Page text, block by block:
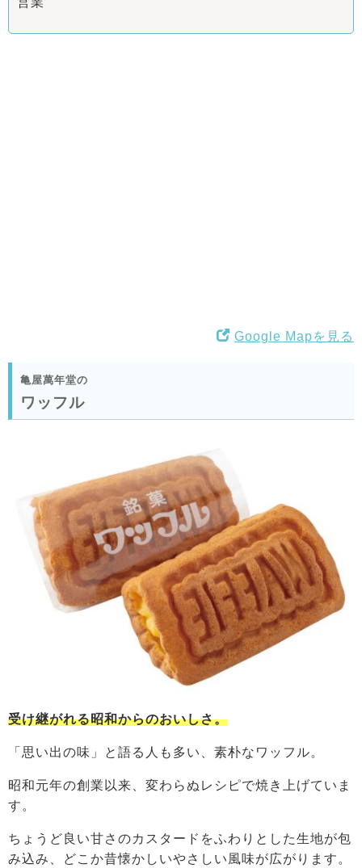
Google Mapを見る
亀屋萬年堂の
ワッフル
受け継がれる昭和からのおいしさ。
「思い出の味」と語る人も多い、素朴なワッフル。
昭和元年の創業以来、変わらぬレシピで焼き上げていま
す。
ちょうど良い甘さのカスタードをふわりとした生地が包
み込み、どこか昔懐かしいやさしい風味が広がります。